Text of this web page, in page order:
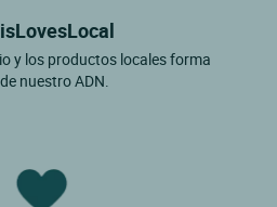
y los productos locales forma
nuestro ADN.